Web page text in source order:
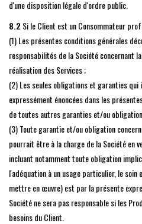
d'une disposition légale d'ordre public.
8.2 Si le Client est un Consommateur
(1) Les présentes conditions générales
responsabilités de la Société concernant
réalisation des Services ;
(2) Les seules obligations et garanties
expressément énoncées dans les
de toutes autres garanties et/ou
(3) Toute garantie et/ou obligation
pourrait être à la charge de la Société en
incluant notamment toute obligation
l'adéquation à un usage particulier, le
mettre en œuvre) est par la présente
Société ne sera pas responsable si les
besoins du Client.